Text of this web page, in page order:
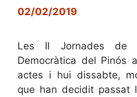
02/02/2019
Les II Jornades de
Democràtica del Pinós
actes i hui dissabte,
que han decidit passat